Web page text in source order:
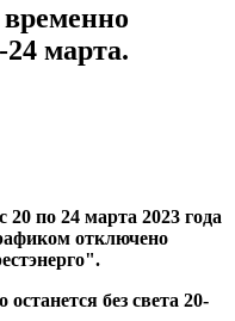
24 марта.
20 по 24 марта 2023 года
отключено